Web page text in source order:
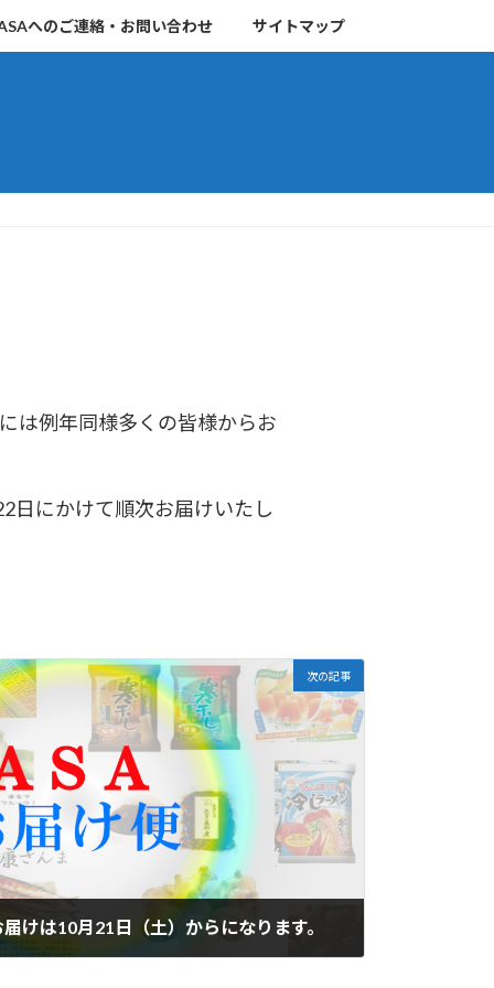
へのご連絡・お問い合わせ サイトマップ
は例年同様多くの皆様からお
日にかけて順次お届けいたし
次の記事
けは10月21日（土）からになります。